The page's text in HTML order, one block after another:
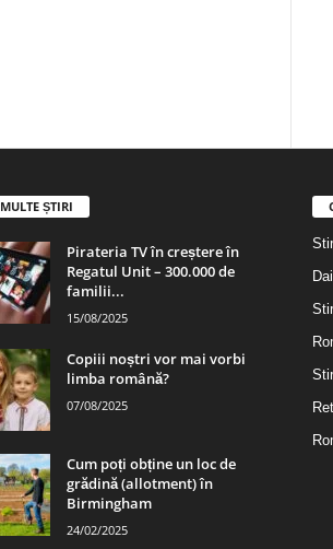
ȘTIRI
Pirateria TV în creștere în
Regatul Unit – 300.000 de
familii...
15/08/2025
Copiii noștri vor mai vorbi
limba română?
07/08/2025
Cum poți obține un loc de
grădină (allotment) în
Birmingham
24/02/2025